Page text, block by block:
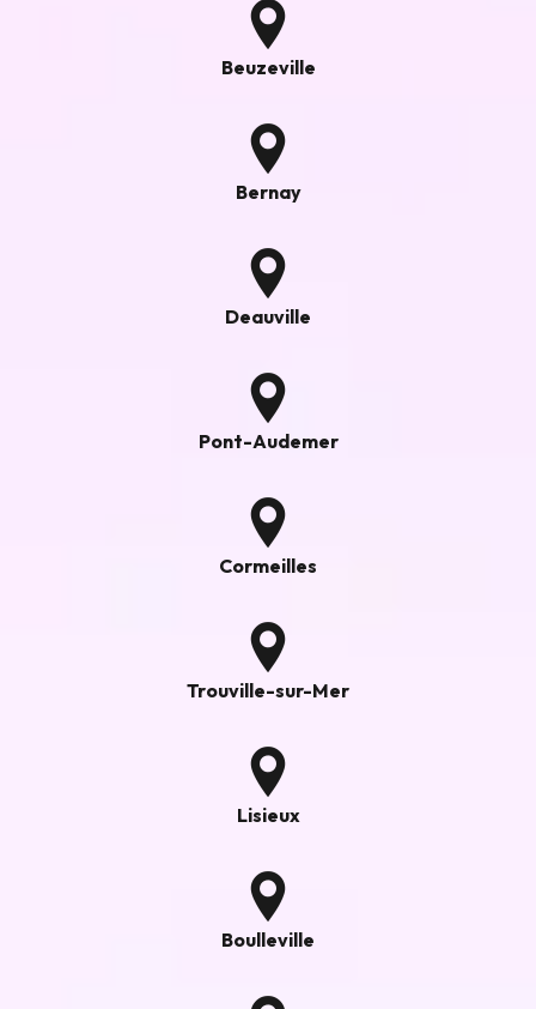
Beuzeville
Bernay
Deauville
Pont-Audemer
Cormeilles
Trouville-sur-Mer
Lisieux
Boulleville